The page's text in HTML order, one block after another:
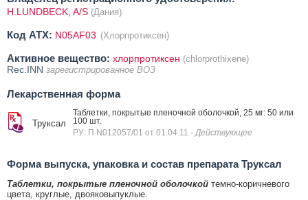
H.LUNDBECK, A/S (Дания)
Код ATX: N05AF03 (Хлорпротиксен)
Активное вещество: хлорпротиксен (chlorprothixene)
Rec.INN зарегистрированное ВОЗ
Лекарственная форма
Труксал
Таблетки, покрытые пленочной оболочкой, 25 мг: 50 или
100 шт.
РУ: П N012057/01 от 01.04.11 - Действующее
Форма выпуска, упаковка и состав препарата Труксал
Таблетки, покрытые пленочной оболочкой темно-коричневого
цвета, круглые, двояковыпуклые.